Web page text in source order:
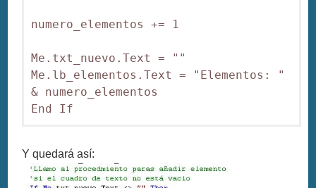
numero_elementos += 1
Me.txt_nuevo.Text = ""
Me.lb_elementos.Text = "Elementos: "
& numero_elementos
End If
Y quedará así: